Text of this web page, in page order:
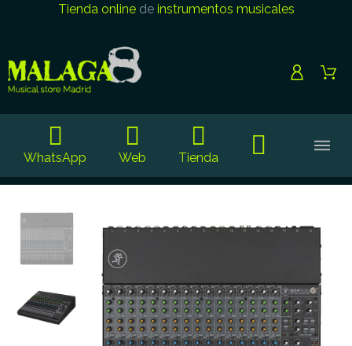
Tienda onlinede instrumentos musicales
WhatsApp Web Tienda